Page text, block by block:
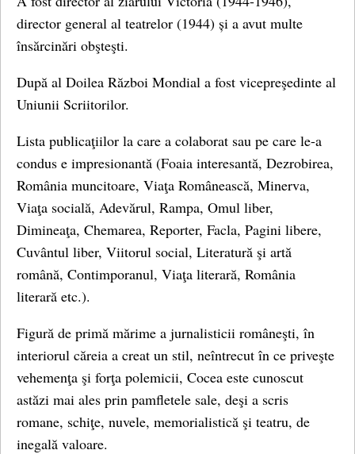
director general al teatrelor (1944) și a avut multe
însărcinări obşteşti.
După al Doilea Război Mondial a fost vicepreşedinte al
Uniunii Scriitorilor.
Lista publicaţiilor la care a colaborat sau pe care le-a
condus e impresionantă (Foaia interesantă, Dezrobirea,
România muncitoare, Viaţa Românească, Minerva,
Viaţa socială, Adevărul, Rampa, Omul liber,
Dimineaţa, Chemarea, Reporter, Facla, Pagini libere,
Cuvântul liber, Viitorul social, Literatură şi artă
română, Contimporanul, Viaţa literară, România
literară etc.).
Figură de primă mărime a jurnalisticii româneşti, în
interiorul căreia a creat un stil, neîntrecut în ce priveşte
vehemenţa şi forţa polemicii, Cocea este cunoscut
astăzi mai ales prin pamfletele sale, deşi a scris
romane, schiţe, nuvele, memorialistică şi teatru, de
inegală valoare.